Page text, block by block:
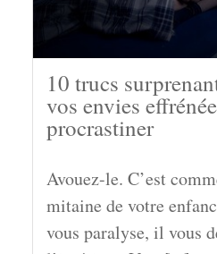
10 trucs
vos envies
procrastiner
Avouez-le. C’est
mitaine de votre
vous paralyse, il vous